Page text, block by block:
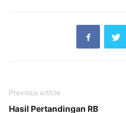
Previous article
Hasil Pertandingan RB